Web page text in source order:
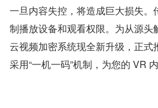
一旦内容失控，将造成巨大损失。
制播放设备和观看权限。为从源头
云视频加密系统现全新升级，正式
采用“一机一码”机制，为您的 VR